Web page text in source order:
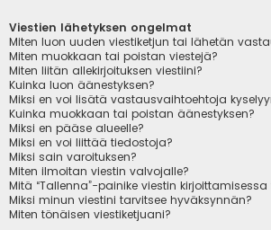
Viestien lähetyksen ongelmat
Miten luon uuden viestiketjun tai lähetän
Miten muokkaan tai poistan viestejä?
Miten liitän allekirjoituksen viestiini?
Kuinka luon äänestyksen?
Miksi en voi lisätä vastausvaihtoehtoja
Kuinka muokkaan tai poistan äänestyksen?
Miksi en pääse alueelle?
Miksi en voi liittää tiedostoja?
Miksi sain varoituksen?
Miten ilmoitan viestin valvojalle?
Mitä “Tallenna”-painike viestin kirjoittamisessa
Miksi minun viestini tarvitsee hyväksynnän?
Miten tönäisen viestiketjuani?